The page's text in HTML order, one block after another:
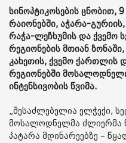
სინოპტიკოსების ცნობით,
რაიონებში, აჭარა-
რაჭა-ლეჩხუმის და ქვემო
რეგიონების მთიან
კახეთის, ქვემო ქართლის
რეგიონებში
ინტენსივობის წვიმა.
„შესაძლებელია ელჭექი,
მოსალოდნელმა ძლიერმა
პატარა მდინარეებზე –